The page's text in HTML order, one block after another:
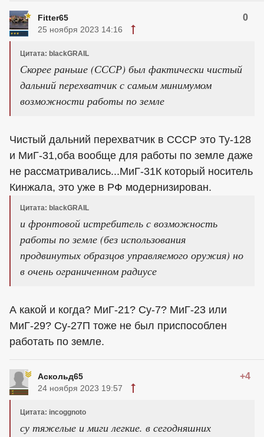
Fitter65 0
25 ноября 2023 14:16
Цитата: blackGRAIL
Скорее раньше (СССР) был фактически чистый
дальний перехватчик с самым минимумом
возможности работы по земле
Чистый дальний перехватчик в СССР это Ту-128
и МиГ-31,оба вообще для работы по земле даже
не рассматривались...МиГ-31К который носитель
Кинжала, это уже в РФ модернизирован.
Цитата: blackGRAIL
и фронтовой истребитель с возможность
работы по земле (без использования
продвинутых образцов управляемого оружия) но
в очень ограниченном радиусе
А какой и когда? МиГ-21? Су-7? МиГ-23 или
МиГ-29? Су-27П тоже не был приспособлен
работать по земле.
Аскольд65 +4
24 ноября 2023 19:57
Цитата: incoggnoto
су тяжелые и миги легкие. в сегодняшних